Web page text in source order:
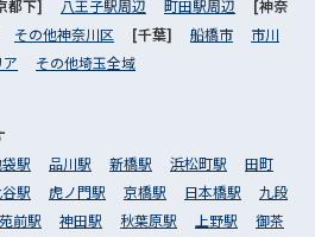
都下] 八王子駅周辺 町田駅周辺
[神奈
その他神奈川区 [千葉] 船橋市
市川
その他埼玉全域
駅 品川駅 新橋駅 浜松町駅
田町
駅 虎ノ門駅 京橋駅 日本橋駅
九段
前駅 神田駅 秋葉原駅 上野駅
御茶